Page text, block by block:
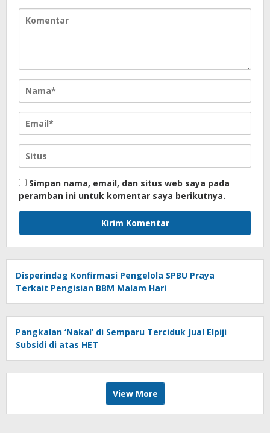
Simpan nama, email, dan situs web saya pada
peramban ini untuk komentar saya berikutnya.
Disperindag Konfirmasi Pengelola SPBU Praya
Terkait Pengisian BBM Malam Hari
Pangkalan ‘Nakal’ di Semparu Terciduk Jual Elpiji
Subsidi di atas HET
View More